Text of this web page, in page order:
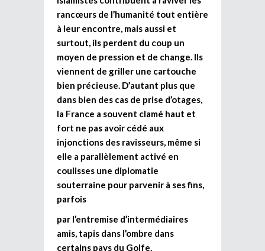
rancœurs de l’humanité tout entière
à leur encontre, mais aussi et
surtout, ils perdent du coup un
moyen de pression et de change. Ils
viennent de griller une cartouche
bien précieuse. D’autant plus que
dans bien des cas de prise d’otages,
la France a souvent clamé haut et
fort ne pas avoir cédé aux
injonctions des ravisseurs, même si
elle a parallèlement activé en
coulisses une diplomatie
souterraine pour parvenir à ses fins,
parfois
par l’entremise d’intermédiaires
amis, tapis dans l’ombre dans
certains pays du Golfe.